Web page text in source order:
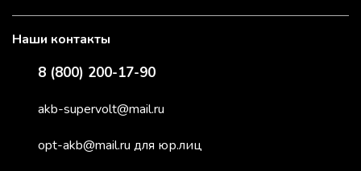
Наши контакты
8 (800) 200-17-90
akb-supervolt@mail.ru
opt-akb@mail.ru для юр.лиц